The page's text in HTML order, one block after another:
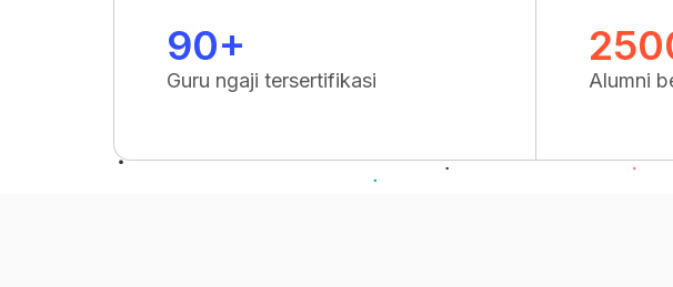
90+
Guru ngaji tersertifikasi Alumni